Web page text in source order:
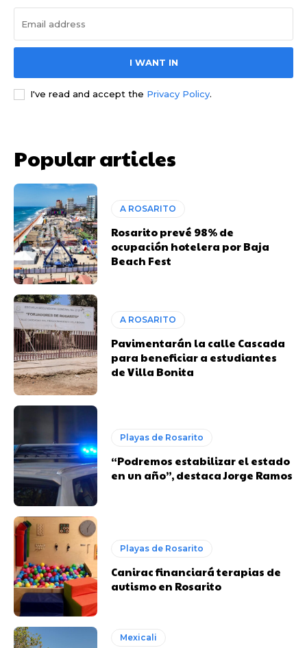
I WANT IN
I've read and accept the Privacy Policy.
Popular articles
A ROSARITO
Rosarito prevé 98% de
ocupación hotelera por Baja
Beach Fest
A ROSARITO
Pavimentarán la calle Cascada
para beneficiar a estudiantes
de Villa Bonita
Playas de Rosarito
“Podremos estabilizar el estado
en un año”, destaca Jorge Ramos
Playas de Rosarito
Canirac financiará terapias de
autismo en Rosarito
Mexicali